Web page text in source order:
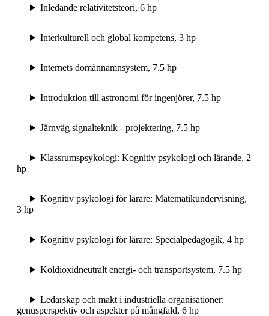
Inledande relativitetsteori, 6 hp
Interkulturell och global kompetens, 3 hp
Internets domännamnsystem, 7.5 hp
Introduktion till astronomi för ingenjörer, 7.5 hp
Järnväg signalteknik - projektering, 7.5 hp
Klassrumspsykologi: Kognitiv psykologi och lärande, 2
hp
Kognitiv psykologi för lärare: Matematikundervisning,
3 hp
Kognitiv psykologi för lärare: Specialpedagogik, 4 hp
Koldioxidneutralt energi- och transportsystem, 7.5 hp
Ledarskap och makt i industriella organisationer:
genusperspektiv och aspekter på mångfald, 6 hp